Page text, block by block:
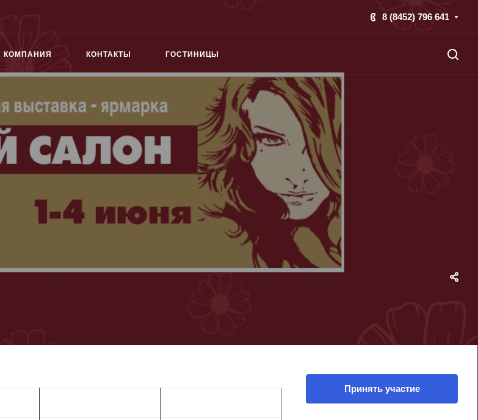
8 (8452) 796 641
КОМПАНИЯ КОНТАКТЫ ГОСТИНИЦЫ
Принять участие